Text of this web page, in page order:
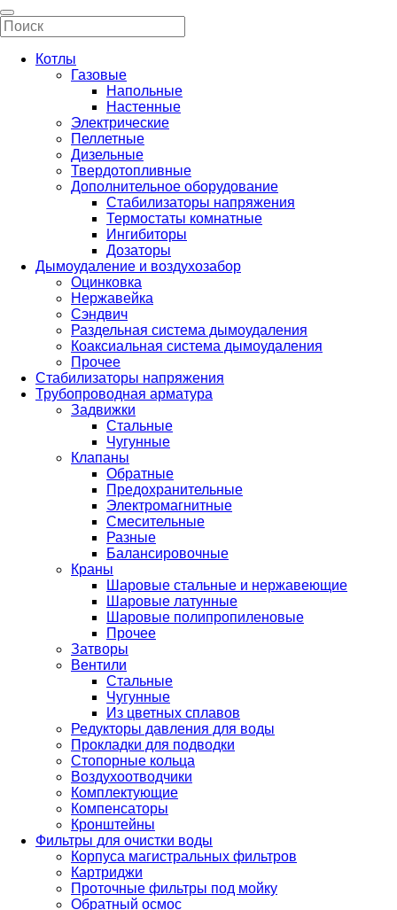
Котлы
Газовые
Напольные
Настенные
Электрические
Пеллетные
Дизельные
Твердотопливные
Дополнительное оборудование
Стабилизаторы напряжения
Термостаты комнатные
Ингибиторы
Дозаторы
Дымоудаление и воздухозабор
Оцинковка
Нержавейка
Сэндвич
Раздельная система дымоудаления
Коаксиальная система дымоудаления
Прочее
Стабилизаторы напряжения
Трубопроводная арматура
Задвижки
Стальные
Чугунные
Клапаны
Обратные
Предохранительные
Электромагнитные
Смесительные
Разные
Балансировочные
Краны
Шаровые стальные и нержавеющие
Шаровые латунные
Шаровые полипропиленовые
Прочее
Затворы
Вентили
Стальные
Чугунные
Из цветных сплавов
Редукторы давления для воды
Прокладки для подводки
Стопорные кольца
Воздухоотводчики
Комплектующие
Компенсаторы
Кронштейны
Фильтры для очистки воды
Корпуса магистральных фильтров
Картриджи
Проточные фильтры под мойку
Обратный осмос